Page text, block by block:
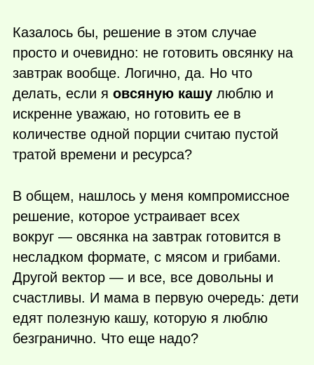
Казалось бы, решение в этом случае
просто и очевидно: не готовить овсянку на
завтрак вообще. Логично, да. Но что
делать, если я овсяную кашу люблю и
искренне уважаю, но готовить ее в
количестве одной порции считаю пустой
тратой времени и ресурса?
В общем, нашлось у меня компромиссное
решение, которое устраивает всех
вокруг — овсянка на завтрак готовится в
несладком формате, с мясом и грибами.
Другой вектор — и все, все довольны и
счастливы. И мама в первую очередь: дети
едят полезную кашу, которую я люблю
безгранично. Что еще надо?